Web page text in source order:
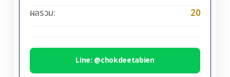
ผลรวม:
20
Line: @chokdeetabien